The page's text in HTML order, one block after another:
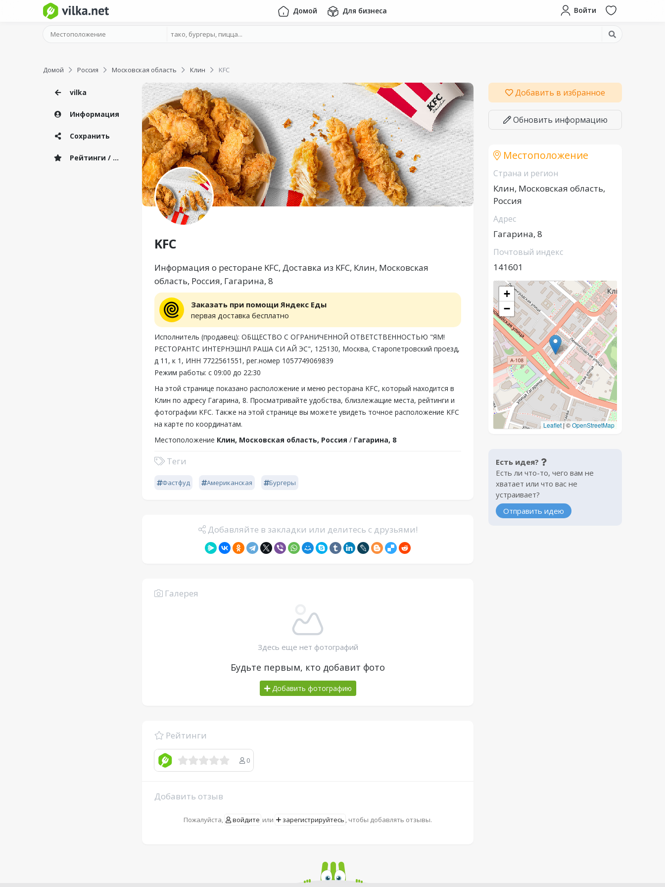
Домой Для бизнеса Войти
Домой Россия Московская область Клин KFC
vilka
Информация
Сохранить
Рейтинги / Отзывы
KFC
Информация о ресторане KFC, Доставка из KFC, Клин, Московская
область, Россия, Гагарина, 8
Заказать при помощи Яндекс Еды
первая доставка бесплатно
Исполнитель (продавец): ОБЩЕСТВО С ОГРАНИЧЕННОЙ ОТВЕТСТВЕННОСТЬЮ "ЯМ!
РЕСТОРАНТС ИНТЕРНЭШНЛ РАША СИ АЙ ЭС", 125130, Москва, Старопетровский проезд,
д 11, к 1, ИНН 7722561551, рег.номер 1057749069839
Режим работы: с 09:00 до 22:30
На этой странице показано расположение и меню ресторана KFC, который находится в
Клин по адресу Гагарина, 8. Просматривайте удобства, близлежащие места, рейтинги и
фотографии KFC. Также на этой странице вы можете увидеть точное расположение KFC
на карте по координатам.
Местоположение Клин, Московская область, Россия / Гагарина, 8
Теги
Фастфуд Американская Бургеры
Добавляйте в закладки или делитесь с друзьями!
Галерея
Здесь еще нет фотографий
Будьте первым, кто добавит фото
Добавить фотографию
Рейтинги
0
Добавить отзыв
Пожалуйста, войдите или зарегистрируйтесь , чтобы добавлять отзывы.
Добавить в избранное
Обновить информацию
Местоположение
Страна и регион
Клин, Московская область,
Россия
Адрес
Гагарина, 8
Почтовый индекс
141601
+
−
Leaflet|©OpenStreetMap
Есть идея?
Есть ли что-то, чего вам не
хватает или что вас не
устраивает?
Отправить идею